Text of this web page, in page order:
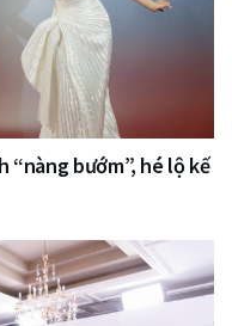
“nàng bướm”, hé lộ kế